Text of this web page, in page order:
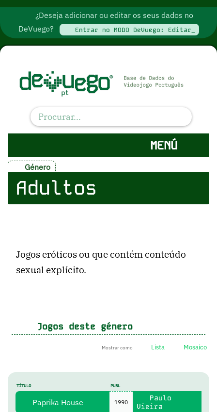
¿Deseja adicionar ou editar os seus dados no
DeVuego?
Entrar no MODO DeVuego: Editar_
MENÚ
Género
Adultos
Jogos eróticos ou que contém conteúdo
sexual explícito.
Jogos deste género
Mostrar como Lista Mosaico
TÍTULO PUBL
Paprika House 1990
Paulo
Vieira